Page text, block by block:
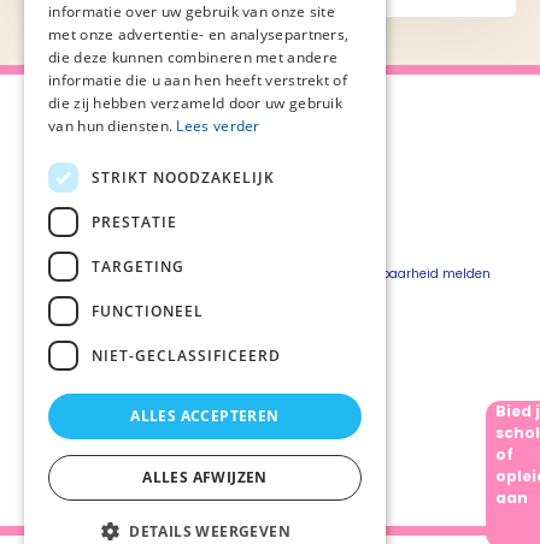
Over Palliaweb
Over PZNL
Pers
Vacatures
Webshop
Privacyverklaring
Beveiligingskwetsbaarheid melden
Bied
of
aan
informatie over uw gebruik van onze site
met onze advertentie- en analysepartners,
die deze kunnen combineren met andere
informatie die u aan hen heeft verstrekt of
die zij hebben verzameld door uw gebruik
van hun diensten. Lees verder
STRIKT NOODZAKELIJK
PRESTATIE
TARGETING
FUNCTIONEEL
NIET-GECLASSIFICEERD
ALLES ACCEPTEREN
ALLES AFWIJZEN
DETAILS WEERGEVEN